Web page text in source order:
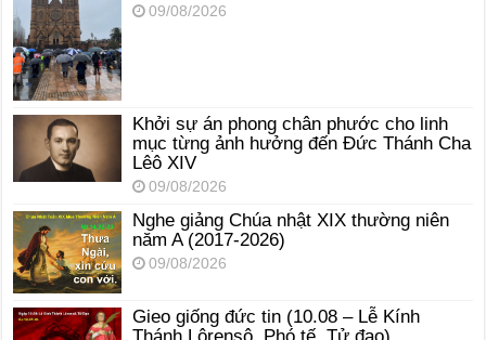
09/08/2026
Khởi sự án phong chân phước cho linh
mục từng ảnh hưởng đến Đức Thánh Cha
Lêô XIV
09/08/2026
Nghe giảng Chúa nhật XIX thường niên
năm A (2017-2026)
09/08/2026
Gieo giống đức tin (10.08 – Lễ Kính